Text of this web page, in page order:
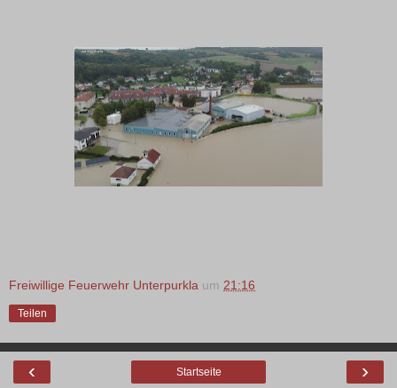
Freiwillige Feuerwehr Unterpurkla um 21:16
Teilen
‹ ›
Startseite